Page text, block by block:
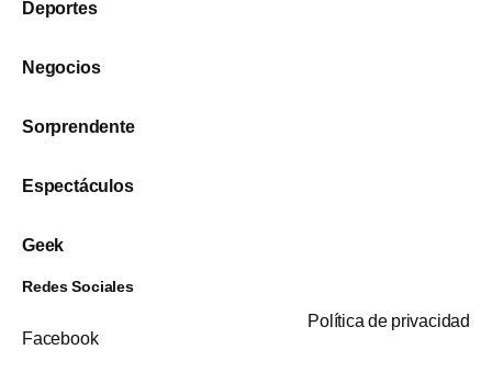
Deportes
Negocios
Sorprendente
Espectáculos
Geek
Redes Sociales
Facebook
Política de privacidad